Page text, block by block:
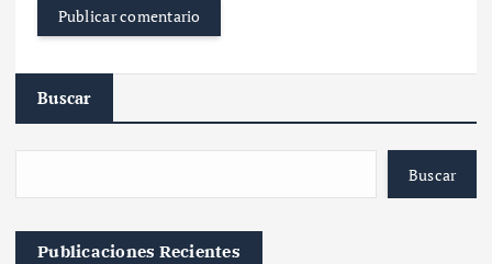
Buscar
Buscar
Publicaciones Recientes